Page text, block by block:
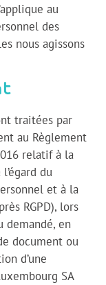
au
des
nous agissons
traitées par
au Règlement
relatif à la
du
et à la
RGPD), lors
demandé, en
document ou
d’une
SA